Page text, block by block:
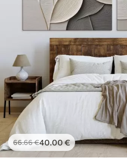
66.66€40.00€